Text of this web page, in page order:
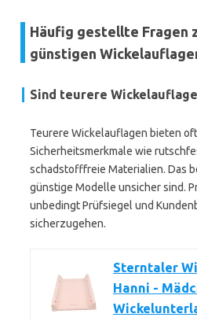
Häufig gestellte Fragen
günstigen
Sind teurere
Teurere Wickelauflagen bieten
Sicherheitsmerkmale wie
schadstofffreie Materialien. Das
günstige Modelle unsicher sind.
unbedingt Prüfsiegel und
sicherzugehen.
Sterntaler
Hanni -